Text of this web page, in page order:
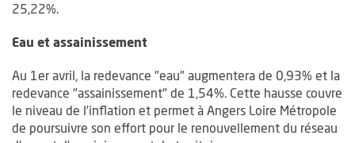
25,22%.
Eau et assainissement
Au 1er avril, la redevance "eau" augmentera de 0,93% et la
redevance "assainissement" de 1,54%. Cette hausse couvre
le niveau de l’inflation et permet à Angers Loire Métropole
de poursuivre son effort pour le renouvellement du réseau